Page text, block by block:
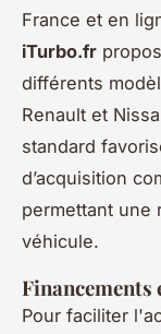
France et en
iTurbo.fr
différents
Renault et
standard
d’acquisition
permettant une
véhicule.
Financements
Pour faciliter